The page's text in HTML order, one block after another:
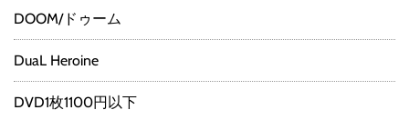
DOOM/ドゥーム
DuaL Heroine
DVD1枚1100円以下